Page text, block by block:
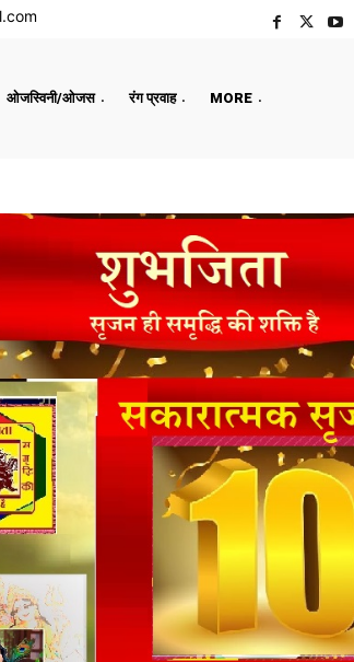
ओजस्विनी/ओजस रंग प्रवाह MORE